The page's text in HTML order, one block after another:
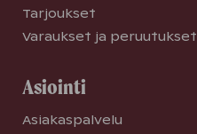
Tarjoukset
Varaukset ja peruutukset
Asiointi
Asiakaspalvelu